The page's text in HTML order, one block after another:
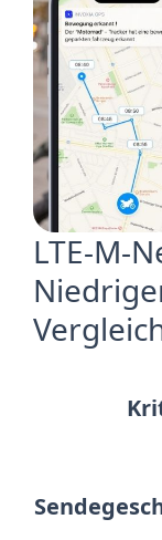
LTE-M-